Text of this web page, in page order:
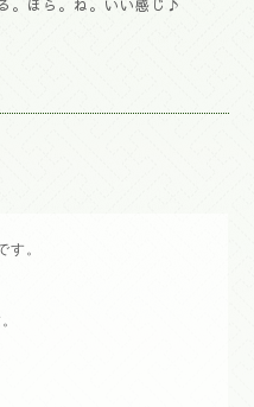
。ほら。ね。いい感じ♪
す。